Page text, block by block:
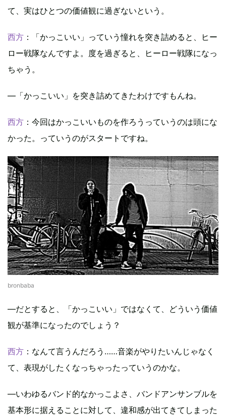
て、実はひとつの価値観に過ぎないという。
西方 ：「かっこいい」っていう憧れを突き詰めると、ヒー
ロー戦隊なんですよ。度を過ぎると、ヒーロー戦隊になっ
ちゃう。
―「かっこいい」を突き詰めてきたわけですもんね。
西方 ：今回はかっこいいものを作ろうっていうのは頭にな
かった。っていうのがスタートですね。
bronbaba
―だとすると、「かっこいい」ではなくて、どういう価値
観が基準になったのでしょう？
西方 ：なんて言うんだろう……音楽がやりたいんじゃなく
て、表現がしたくなっちゃったっていうのかな。
―いわゆるバンド的なかっこよさ、バンドアンサンブルを
基本形に据えることに対して、違和感が出てきてしまった